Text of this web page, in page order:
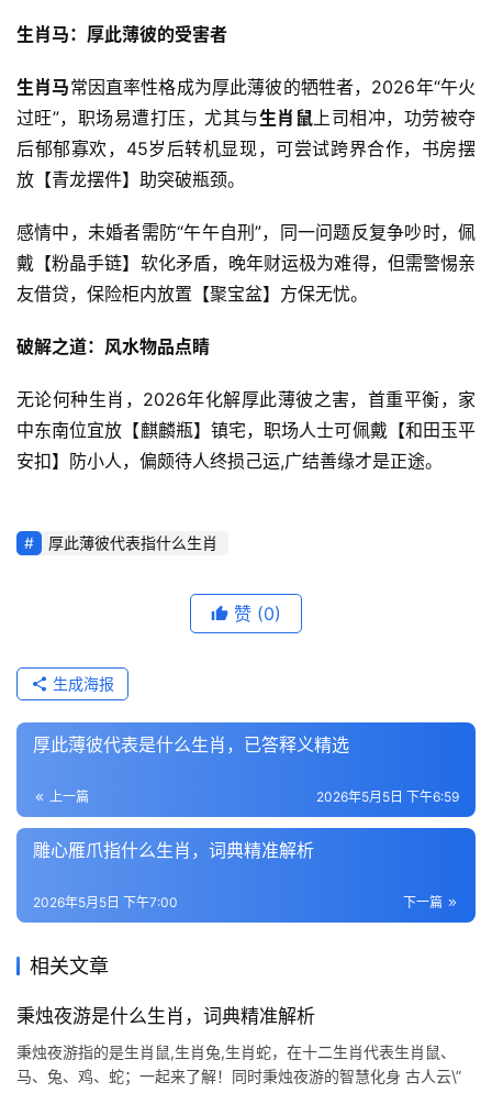
生肖马：厚此薄彼的受害者
生肖马常因直率性格成为厚此薄彼的牺牲者，2026年“午火
过旺”，职场易遭打压，尤其与生肖鼠上司相冲，功劳被夺
后郁郁寡欢，45岁后转机显现，可尝试跨界合作，书房摆
放【青龙摆件】助突破瓶颈。
感情中，未婚者需防“午午自刑”，同一问题反复争吵时，佩
戴【粉晶手链】软化矛盾，晚年财运极为难得，但需警惕亲
友借贷，保险柜内放置【聚宝盆】方保无忧。
破解之道：风水物品点睛
无论何种生肖，2026年化解厚此薄彼之害，首重平衡，家
中东南位宜放【麒麟瓶】镇宅，职场人士可佩戴【和田玉平
安扣】防小人，偏颇待人终损己运,广结善缘才是正途。
厚此薄彼代表指什么生肖
赞 (0)
生成海报
厚此薄彼代表是什么生肖，已答释义精选
上一篇 2026年5月5日 下午6:59
雕心雁爪指什么生肖，词典精准解析
下一篇
2026年5月5日 下午7:00
相关文章
秉烛夜游是什么生肖，词典精准解析
秉烛夜游指的是生肖鼠,生肖兔,生肖蛇，在十二生肖代表生肖鼠、
马、兔、鸡、蛇；一起来了解！同时秉烛夜游的智慧化身 古人云\”